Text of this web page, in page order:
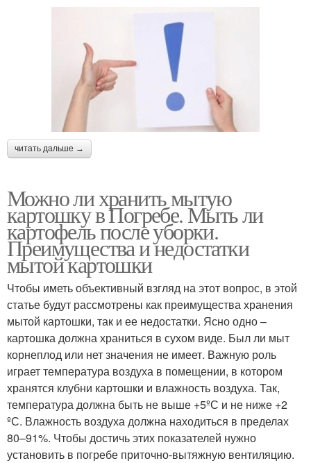
читать дальше →
Можно ли хранить мытую
картошку в Погребе. Мыть ли
картофель после уборки.
Преимущества и недостатки
мытой картошки
Чтобы иметь объективный взгляд на этот вопрос, в этой
статье будут рассмотрены как преимущества хранения
мытой картошки, так и ее недостатки. Ясно одно –
картошка должна храниться в сухом виде. Был ли мыт
корнеплод или нет значения не имеет. Важную роль
играет температура воздуха в помещении, в котором
хранятся клубни картошки и влажность воздуха. Так,
температура должна быть не выше +5ºС и не ниже +2
ºС. Влажность воздуха должна находиться в пределах
80–91%. Чтобы достичь этих показателей нужно
установить в погребе приточно-вытяжную вентиляцию.